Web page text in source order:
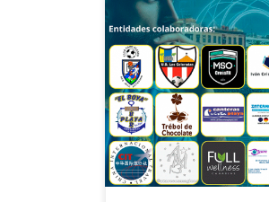
Los próximos 5, 6 y 7 de
Centro la 3ª edición del
Fútbol Moderno, con una
prestigiosos y reconocidos
trasladarán sus
distintos aspectos del
entrenamiento, la